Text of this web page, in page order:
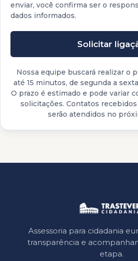
enviar, você confirma ser o
dados informados.
Solicitar
Nossa equipe buscará realizar o
até 15 minutos, de segunda a
O prazo é estimado e pode variar
solicitações. Contatos
serão atendidos no
Assessoria para cidadania
transparência e
etapa.